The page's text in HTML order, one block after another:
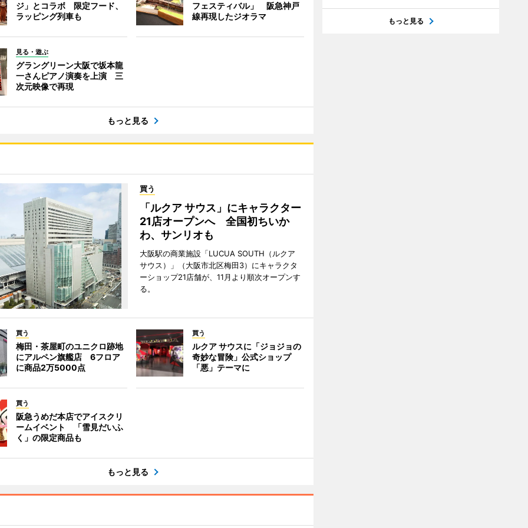
ジ」とコラボ 限定フード、
ラッピング列車も
フェスティバル」 阪急神戸
線再現したジオラマ
見る・遊ぶ
グラングリーン大阪で坂本龍
一さんピアノ演奏を上演 三
次元映像で再現
もっと見る
買う
「ルクア サウス」にキャラクター
21店オープンへ 全国初ちいか
わ、サンリオも
大阪駅の商業施設「LUCUA SOUTH（ルクア
サウス）」（大阪市北区梅田3）にキャラクタ
ーショップ21店舗が、11月より順次オープンす
る。
買う
梅田・茶屋町のユニクロ跡地
にアルペン旗艦店 6フロア
に商品2万5000点
買う
ルクア サウスに「ジョジョの
奇妙な冒険」公式ショップ
「悪」テーマに
買う
阪急うめだ本店でアイスクリ
ームイベント 「雪見だいふ
く」の限定商品も
もっと見る
もっと見る